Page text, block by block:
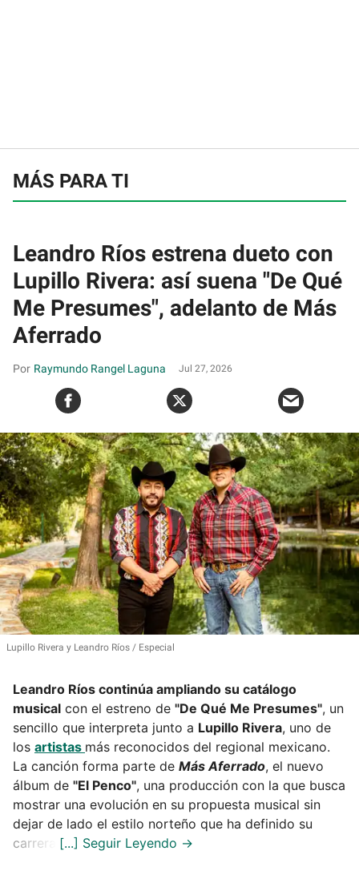
MÁS PARA TI
Leandro Ríos estrena dueto con
Lupillo Rivera: así suena "De Qué
Me Presumes", adelanto de Más
Aferrado
Raymundo Rangel Laguna Jul 27, 2026
Lupillo Rivera y Leandro Ríos Especial
Leandro Ríos continúa ampliando su catálogo
musical con el estreno de "De Qué Me Presumes", un
sencillo que interpreta junto a Lupillo Rivera, uno de
los artistas más reconocidos del regional mexicano.
La canción forma parte de Más Aferrado, el nuevo
álbum de "El Penco", una producción con la que busca
mostrar una evolución en su propuesta musical sin
dejar de lado el estilo norteño que ha definido su
carrera.